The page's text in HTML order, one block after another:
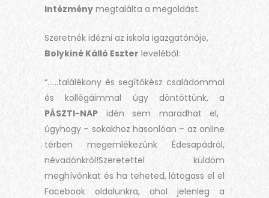
Intézmény megtalálta a megoldást.
Szeretnék idézni az iskola igazgatónője,
Bolykiné Kálló Eszter leveléből:
“……találékony és segítőkész családommal
és kollégáimmal úgy döntöttünk, a
PÁSZTI-NAP idén sem maradhat el,
úgyhogy – sokakhoz hasonlóan – az online
térben megemlékezünk Édesapádról,
névadónkról!Szeretettel küldöm
meghívónkat és ha teheted, látogass el el
Facebook oldalunkra, ahol jelenleg a